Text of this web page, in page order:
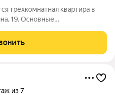
трёхкомнатная квартира в
кв. м. - Жилая площадь: 46,6
из 7